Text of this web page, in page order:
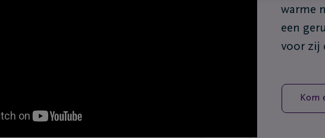
warme
een
voor zij
Kom